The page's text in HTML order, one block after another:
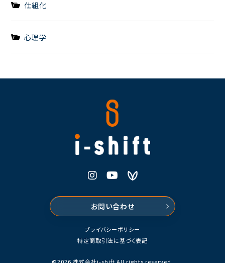
仕組化
心理学
株式会社i-shift
Instagram
Youtube
Voicy
お問い合わせ
プライバシーポリシー
特定商取引法に基づく表記